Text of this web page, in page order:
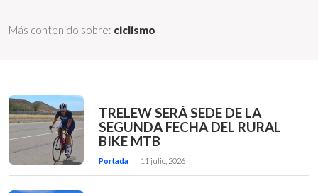
Más contenido sobre: ciclismo
TRELEW SERÁ SEDE DE LA
SEGUNDA FECHA DEL RURAL
BIKE MTB
Portada 11 julio, 2026